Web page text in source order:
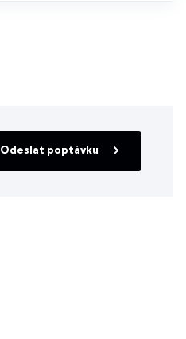
Odeslat poptávku